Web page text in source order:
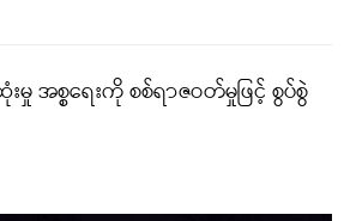
အစ္စရေးကို စစ်ရာဇဝတ်မှုဖြင့် စွပ်စွဲ